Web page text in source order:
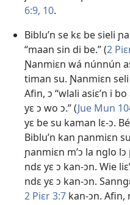
6:9, 10.
Biblu’n se kɛ be sieli
“maan sin di be.” (2
Ɲanmiɛn wá núnnún
timan su. Ɲanmiɛn seli
Afin, ɔ “wlali asiɛ’n i
yɛ ɔ wo ɔ.” (Jue Mun
yɛ be su kaman lɛ-ɔ.
Biblu’n kan ɲanmiɛn
ɲanmiɛn m’ɔ la nglo
ndɛ yɛ ɔ kan-ɔn. Wie
ndɛ yɛ ɔ kan-ɔn.
2 Piɛr 3:7 kan-ɔn. Afin,